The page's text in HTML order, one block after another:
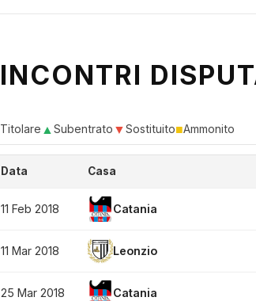
INCONTRI
Titolare ▲ Subentrato ▼Sostituito■Ammonito
Data Casa
11 Feb 2018 Catania
11 Mar 2018 Leonzio
25 Mar 2018 Catania